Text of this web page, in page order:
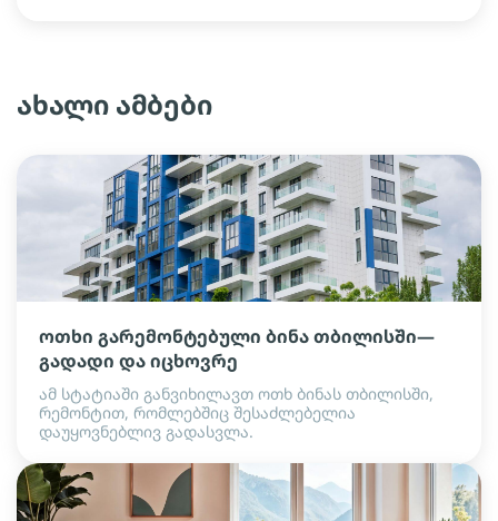
ახალი ამბები
ოთხი გარემონტებული ბინა თბილისში—
გადადი და იცხოვრე
ამ სტატიაში განვიხილავთ ოთხ ბინას თბილისში,
რემონტით, რომლებშიც შესაძლებელია
დაუყოვნებლივ გადასვლა.